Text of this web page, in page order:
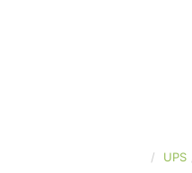
UPS